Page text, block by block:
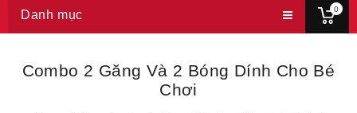
0
Danh mục
Combo 2 Găng Và 2 Bóng Dính Cho Bé
Chơi